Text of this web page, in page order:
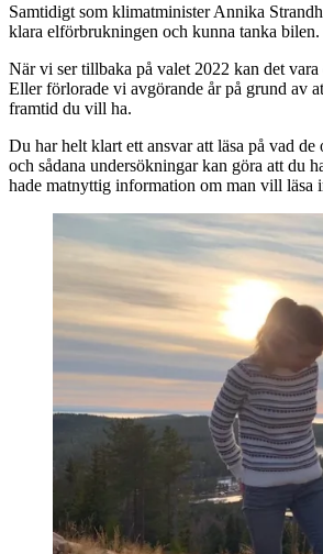
Samtidigt som klimatminister Annika
klara elförbrukningen och kunna tanka bilen.
När vi ser tillbaka på valet 2022 kan det
Eller förlorade vi avgörande år på grund av
framtid du vill ha.
Du har helt klart ett ansvar att läsa på vad
och sådana undersökningar kan göra att du
hade matnyttig information om man vill läsa